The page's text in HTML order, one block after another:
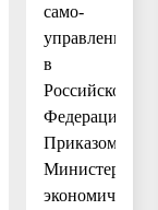
само-
управления
в
Российской
Федерации»,
Приказом
Министерства
экономического